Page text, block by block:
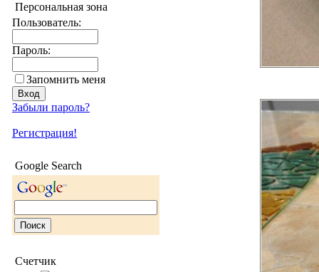
Персональная зона
Пользователь:
Пароль:
Запомнить меня
Забыли пароль?
Регистрация!
Google Search
Счетчик